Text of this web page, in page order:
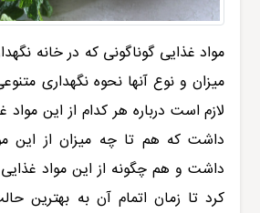
مواد غذایی گوناگونی که در خانه
میزان و نوع آنها نحوه نگهداری
لازم است درباره هر کدام از این مواد
داشت که هم تا چه میزان از این
داشت و هم چگونه از این مواد
کرد تا زمان اتمام آن به بهترین